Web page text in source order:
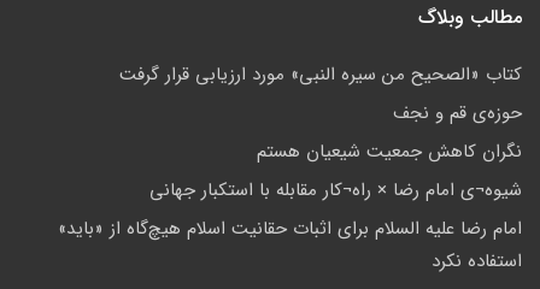
مطالب وبلاگ
کتاب «الصحیح من سیره النبی» مورد ارزیابی قرار گرفت
حوزه‌ى قم و نجف
نگران کاهش جمعيت شيعيان هستم
شيوه¬ى امام رضا × راه¬کار مقابله با استکبار جهانى
امام رضا عليه السلام براى اثبات حقانيت اسلام هيچ‌گاه از «بايد»
استفاده نکرد